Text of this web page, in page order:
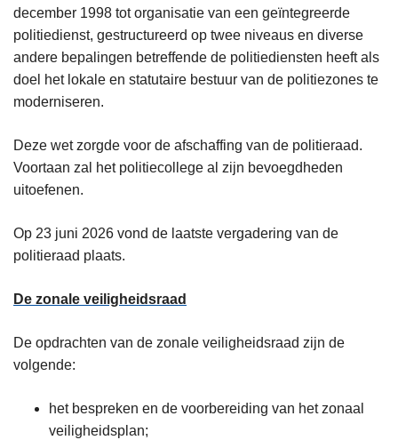
december 1998 tot organisatie van een geïntegreerde
politiedienst, gestructureerd op twee niveaus en diverse
andere bepalingen betreffende de politiediensten heeft als
doel het lokale en statutaire bestuur van de politiezones te
moderniseren.
Deze wet zorgde voor de afschaffing van de politieraad.
Voortaan zal het politiecollege al zijn bevoegdheden
uitoefenen.
Op 23 juni 2026 vond de laatste vergadering van de
politieraad plaats.
De zonale veiligheidsraad
De opdrachten van de zonale veiligheidsraad zijn de
volgende:
het bespreken en de voorbereiding van het zonaal
veiligheidsplan;